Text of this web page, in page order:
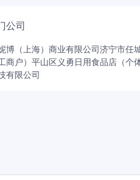
公司
博（上海）商业有限公司济宁市任
户） 平山区义勇日用食品店（个
有限公司